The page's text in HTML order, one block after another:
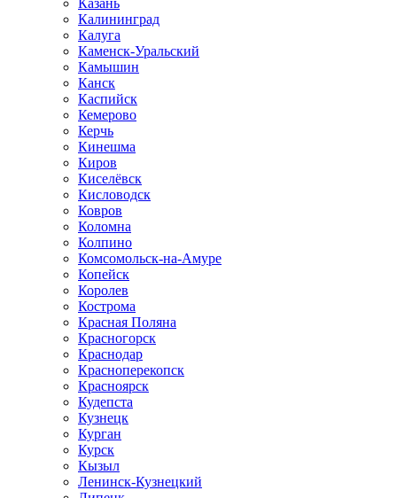
Казань
Калининград
Калуга
Каменск-Уральский
Камышин
Канск
Каспийск
Кемерово
Керчь
Кинешма
Киров
Киселёвск
Кисловодск
Ковров
Коломна
Колпино
Комсомольск-на-Амуре
Копейск
Королев
Кострома
Красная Поляна
Красногорск
Краснодар
Красноперекопск
Красноярск
Кудепста
Кузнецк
Курган
Курск
Кызыл
Ленинск-Кузнецкий